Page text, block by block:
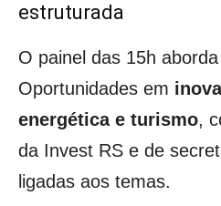
estruturada
O painel das 15h
Oportunidades em
energética e turismo,
da Invest RS e de
ligadas aos temas.